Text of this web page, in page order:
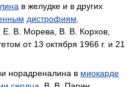
в желудке и в других
дистрофиям
В. Морева, В. В. Корхов,
от 13 октября 1966 г. и 21
норадреналина в миокарде